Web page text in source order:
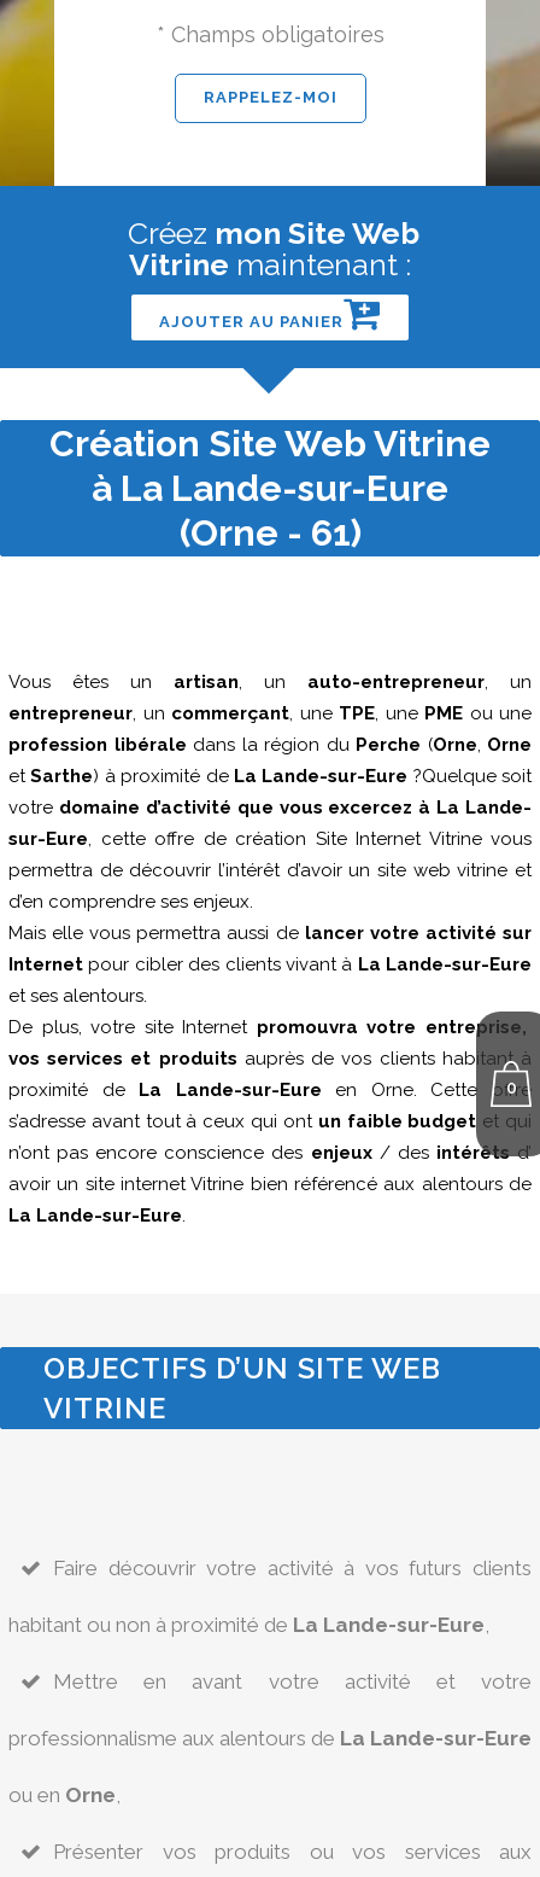
0
* Champs obligatoires
Créez mon Site Web
Vitrine maintenant :
AJOUTER AU PANIER
Création Site Web Vitrine
à La Lande-sur-Eure
(Orne - 61)
Vous êtes un artisan, un auto-entrepreneur, un
entrepreneur, un commerçant, une TPE, une PME ou une
profession libérale dans la région du Perche (Orne, Orne
etSarthe) à proximité de La Lande-sur-Eure ?Quelque soit
votre domaine d’activité que vous excercez à La Lande-
sur-Eure, cette offre de création Site Internet Vitrine vous
permettra de découvrir l’intérêt d’avoir un site web vitrine et
d’en comprendre ses enjeux.
Mais elle vous permettra aussi de lancer votre activité sur
Internet pour cibler des clients vivant à La Lande-sur-Eure
et ses alentours.
De plus, votre site Internet promouvra votre entreprise,
vos services et produits auprès de vos clients habitant à
proximité de La Lande-sur-Eure en Orne. Cette offre
s’adresse avant tout à ceux qui ont un faible budget et qui
n’ont pas encore conscience des enjeux/ des intérêtsd’
avoir un site internet Vitrine bien référencé aux alentours de
La Lande-sur-Eure.
OBJECTIFS D’UN SITE WEB
VITRINE
Faire découvrir votre activité à vos futurs clients
habitant ou non à proximité de La Lande-sur-Eure,
Mettre en avant votre activité et votre
professionnalisme aux alentours de La Lande-sur-Eure
ou en Orne,
Présenter vos produits ou vos services aux